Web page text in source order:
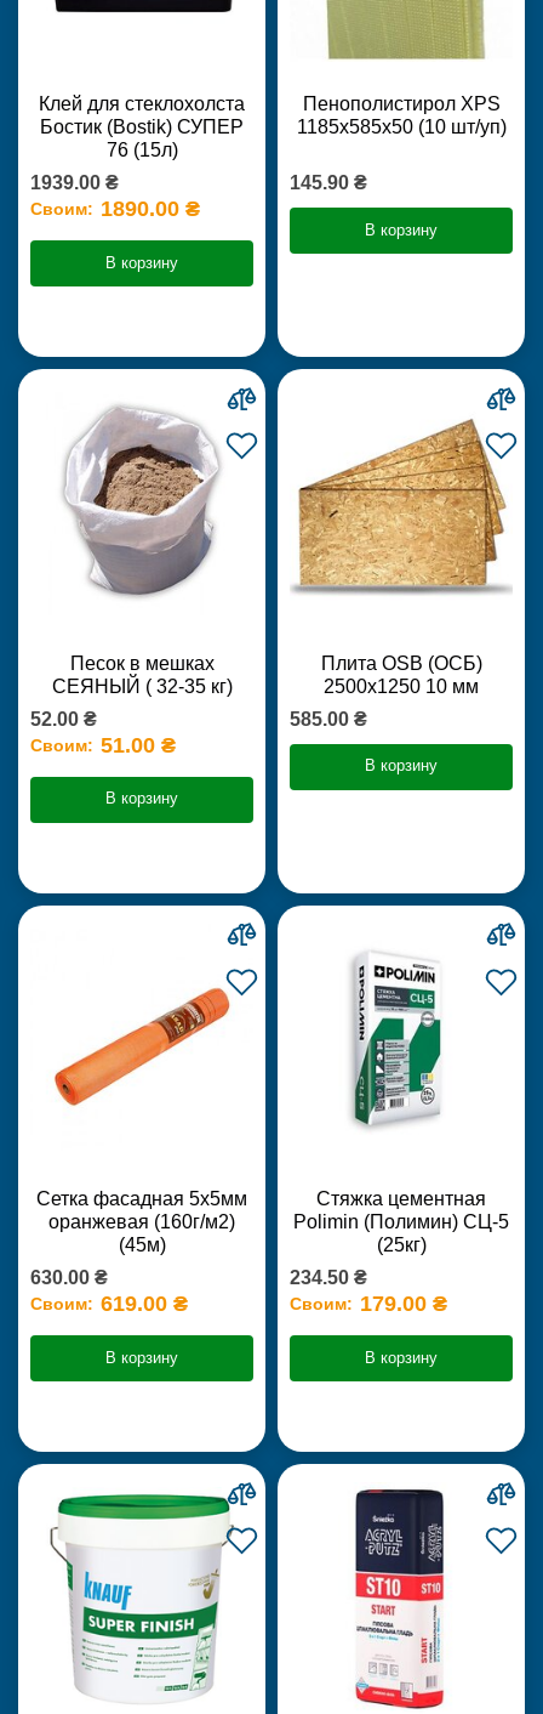
Клей для стеклохолста
Бостик (Bostik) СУПЕР
76 (15л)
1939.00 ₴
Своим: 1890.00 ₴
В корзину
Пенополистирол XPS
1185х585х50 (10 шт/уп)
145.90 ₴
В корзину
Песок в мешках
СЕЯНЫЙ ( 32-35 кг)
52.00 ₴
Своим: 51.00 ₴
В корзину
Плита OSB (ОСБ)
2500х1250 10 мм
585.00 ₴
В корзину
Сетка фасадная 5х5мм
оранжевая (160г/м2)
(45м)
630.00 ₴
Своим: 619.00 ₴
В корзину
Стяжка цементная
Polimin (Полимин) СЦ-5
(25кг)
234.50 ₴
Своим: 179.00 ₴
В корзину